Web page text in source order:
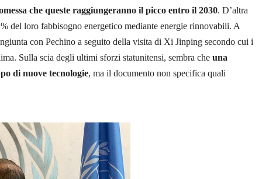
che queste raggiungeranno il picco entro il 2030. D’altra
del loro fabbisogno energetico mediante energie rinnovabili. A
con Pechino a seguito della visita di Xi Jinping secondo cui i
Sulla scia degli ultimi sforzi statunitensi, sembra che una
di nuove tecnologie, ma il documento non specifica quali